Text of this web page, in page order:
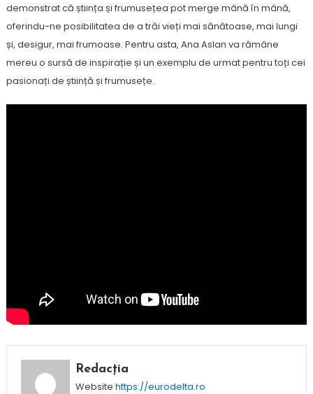
demonstrat că știința și frumusețea pot merge mână în mână,
oferindu-ne posibilitatea de a trăi vieți mai sănătoase, mai lungi
și, desigur, mai frumoase. Pentru asta, Ana Aslan va rămâne
mereu o sursă de inspirație și un exemplu de urmat pentru toți cei
pasionați de știință și frumusețe.
Redacția
Website https://eurodelta.ro